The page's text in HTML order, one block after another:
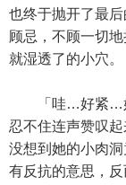
也终于抛开了最后
顾忌，不顾一切
就湿透了的小穴。
「哇…好紧…好
忍不住连声赞叹起
没想到她的小肉
有反抗的意思，反